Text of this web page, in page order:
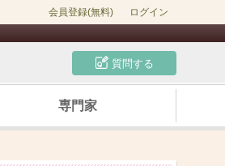
会員登録(無料) ログイン
質問する
専門家